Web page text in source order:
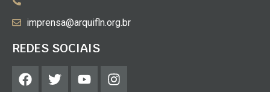
imprensa@arquifln.org.br
REDES SOCIAIS